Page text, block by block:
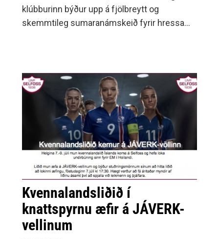
klúbburinn býður upp á fjölbreytt og
skemmtileg sumaranámskeið fyrir hressa
Kvennalandsliðið í
knattspyrnu æfir á JÁVERK-
vellinum